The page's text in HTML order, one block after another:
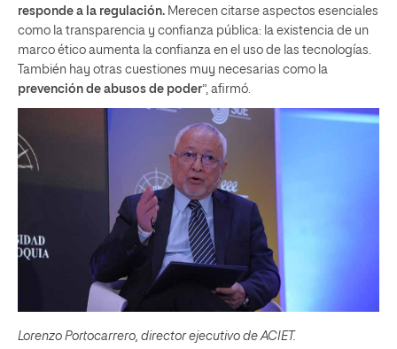
responde a la regulación. Merecen citarse aspectos esenciales
como la transparencia y confianza pública: la existencia de un
marco ético aumenta la confianza en el uso de las tecnologías.
También hay otras cuestiones muy necesarias como la
prevención de abusos de poder”, afirmó.
Lorenzo Portocarrero, director ejecutivo de ACIET.